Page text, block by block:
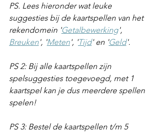
PS. Lees hieronder wat leuke
suggesties bij de kaartspellen van het
rekendomein 'Getalbewerking',
Breuken', 'Meten', 'Tijd' en 'Geld'.
PS 2: Bij alle kaartspellen zijn
spelsuggesties toegevoegd, met 1
kaartspel kan je dus meerdere spellen
spelen!
PS 3: Bestel de kaartspellen t/m 5